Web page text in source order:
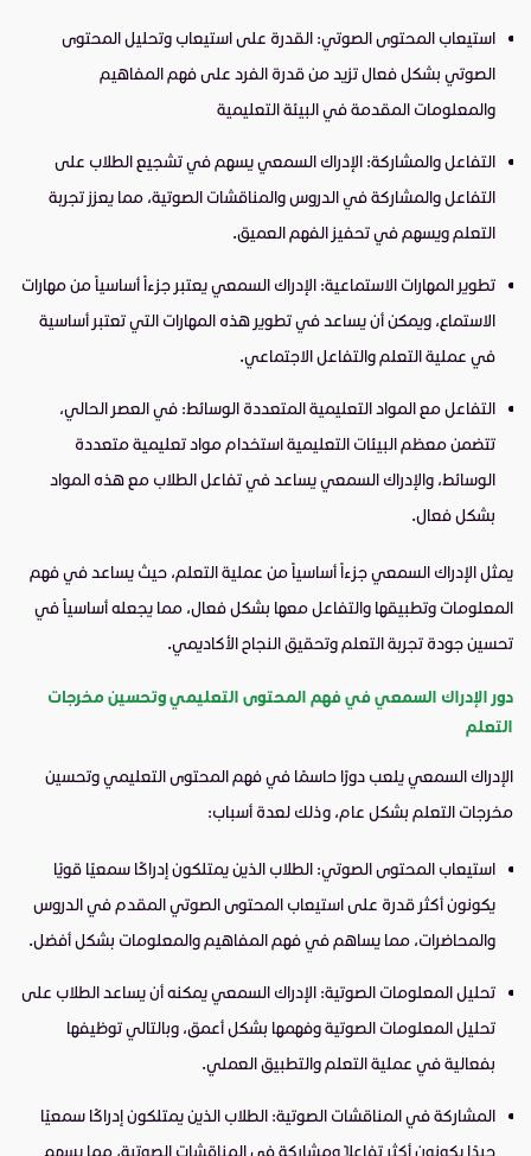
استيعاب المحتوى الصوتي: القدرة على استيعاب وتحليل المحتوى
الصوتي بشكل فعال تزيد من قدرة الفرد على فهم المفاهيم
والمعلومات المقدمة في البيئة التعليمية
التفاعل والمشاركة: الإدراك السمعي يسهم في تشجيع الطلاب على
التفاعل والمشاركة في الدروس والمناقشات الصوتية، مما يعزز تجربة
التعلم ويسهم في تحفيز الفهم العميق.
تطوير المهارات الاستماعية: الإدراك السمعي يعتبر جزءاً أساسياً من مهارات
الاستماع، ويمكن أن يساعد في تطوير هذه المهارات التي تعتبر أساسية
في عملية التعلم والتفاعل الاجتماعي.
التفاعل مع المواد التعليمية المتعددة الوسائط: في العصر الحالي،
تتضمن معظم البيئات التعليمية استخدام مواد تعليمية متعددة
الوسائط، والإدراك السمعي يساعد في تفاعل الطلاب مع هذه المواد
بشكل فعال.
يمثل الإدراك السمعي جزءاً أساسياً من عملية التعلم، حيث يساعد في فهم
المعلومات وتطبيقها والتفاعل معها بشكل فعال، مما يجعله أساسياً في
تحسين جودة تجربة التعلم وتحقيق النجاح الأكاديمي.
دور الإدراك السمعي في فهم المحتوى التعليمي وتحسين مخرجات
التعلم
الإدراك السمعي يلعب دورًا حاسمًا في فهم المحتوى التعليمي وتحسين
مخرجات التعلم بشكل عام، وذلك لعدة أسباب:
استيعاب المحتوى الصوتي: الطلاب الذين يمتلكون إدراكًا سمعيًا قويًا
يكونون أكثر قدرة على استيعاب المحتوى الصوتي المقدم في الدروس
والمحاضرات، مما يساهم في فهم المفاهيم والمعلومات بشكل أفضل.
تحليل المعلومات الصوتية: الإدراك السمعي يمكنه أن يساعد الطلاب على
تحليل المعلومات الصوتية وفهمها بشكل أعمق، وبالتالي توظيفها
بفعالية في عملية التعلم والتطبيق العملي.
المشاركة في المناقشات الصوتية: الطلاب الذين يمتلكون إدراكًا سمعيًا
جيدًا يكونون أكثر تفاعلًا ومشاركة في المناقشات الصوتية، مما يسهم